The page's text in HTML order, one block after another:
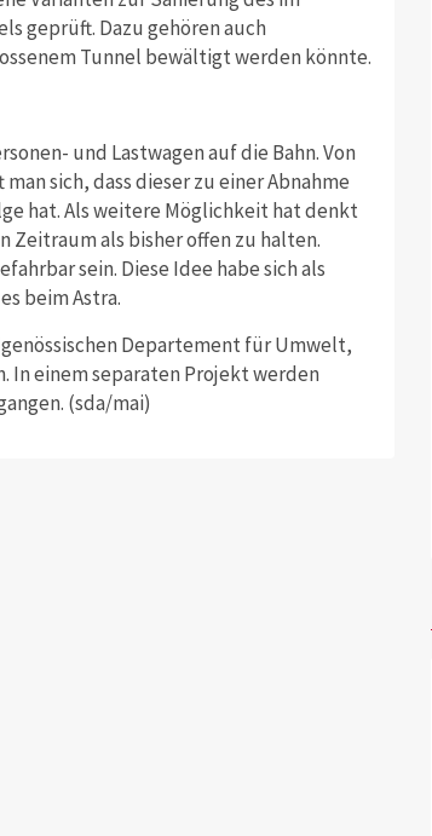
geprüft. Dazu gehören auch
Tunnel bewältigt werden könnte.
und Lastwagen auf die Bahn. Von
sich, dass dieser zu einer Abnahme
hat. Als weitere Möglichkeit hat denkt
Zeitraum als bisher offen zu halten.
sein. Diese Idee habe sich als
beim Astra.
Departement für Umwelt,
In einem separaten Projekt werden
(sda/mai)